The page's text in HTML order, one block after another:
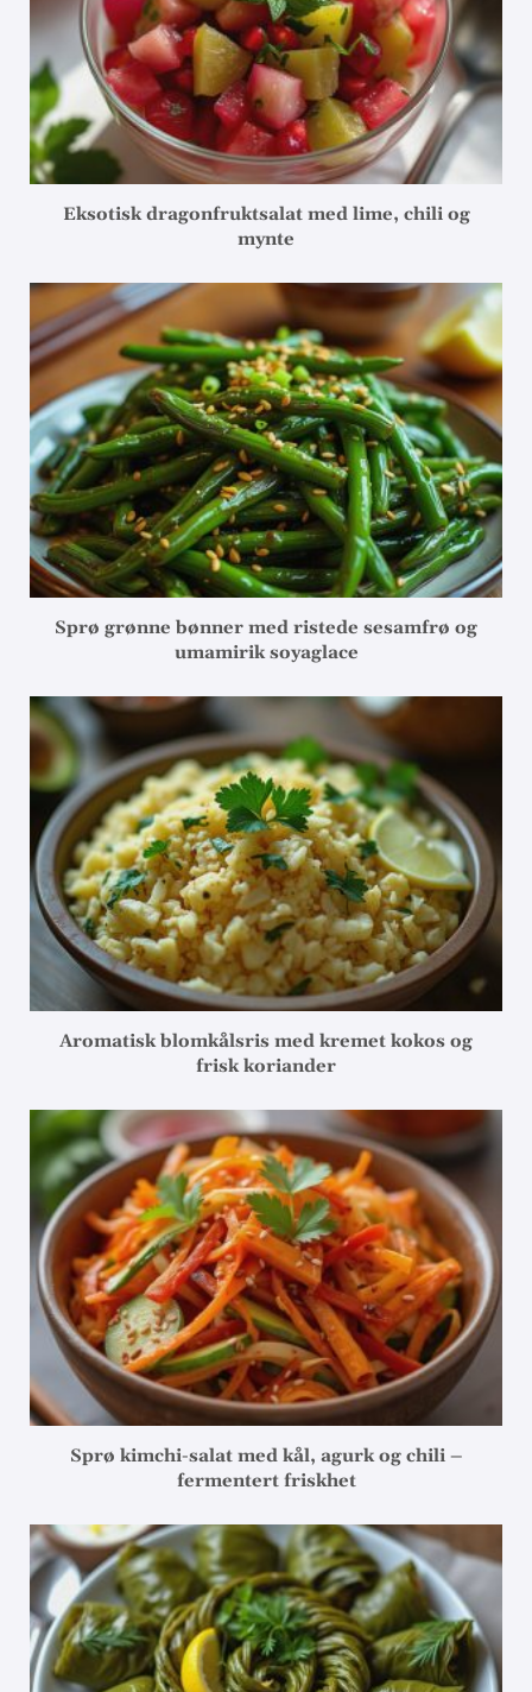
Eksotisk dragonfruktsalat med lime, chili og
mynte
Sprø grønne bønner med ristede sesamfrø og
umamirik soyaglace
Aromatisk blomkålsris med kremet kokos og
frisk koriander
Sprø kimchi-salat med kål, agurk og chili –
fermentert friskhet